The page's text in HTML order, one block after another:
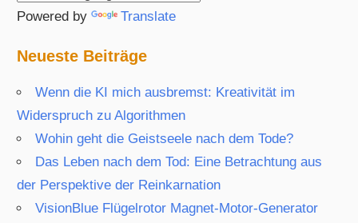
Powered by Translate
Neueste Beiträge
Wenn die KI mich ausbremst: Kreativität im
Widerspruch zu Algorithmen
Wohin geht die Geistseele nach dem Tode?
Das Leben nach dem Tod: Eine Betrachtung aus
der Perspektive der Reinkarnation
VisionBlue Flügelrotor Magnet-Motor-Generator